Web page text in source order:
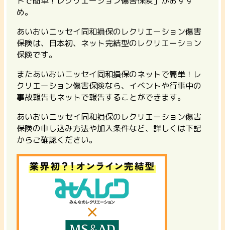
め。
あいおいニッセイ同和損保のレクリエーション傷害
保険は、日本初、ネット完結型のレクリエーション
保険です。
またあいおいニッセイ同和損保のネットで簡単！レ
クリエーション傷害保険なら、 イベントや行事中の
事故報告もネットで報告することができます。
あいおいニッセイ同和損保のレクリエーション傷害
保険の申し込み方法や加入条件など、詳しくは下記
からご確認ください。